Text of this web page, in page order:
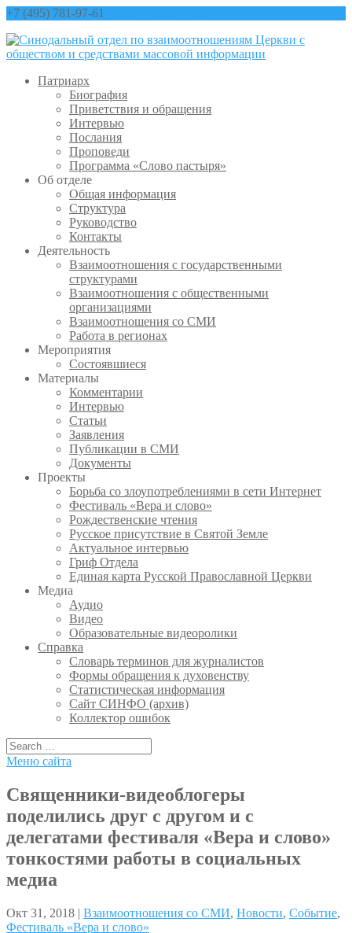
+7 (495) 781-97-61
Патриарх
Биография
Приветствия и обращения
Интервью
Послания
Проповеди
Программа «Слово пастыря»
Об отделе
Общая информация
Структура
Руководство
Контакты
Деятельность
Взаимоотношения с государственными
структурами
Взаимоотношения с общественными
организациями
Взаимоотношения со СМИ
Работа в регионах
Мероприятия
Состоявшиеся
Материалы
Комментарии
Интервью
Статьи
Заявления
Публикации в СМИ
Документы
Проекты
Борьба со злоупотреблениями в сети Интернет
Фестиваль «Вера и слово»
Рождественские чтения
Русское присутствие в Святой Земле
Актуальное интервью
Гриф Отдела
Единая карта Русской Православной Церкви
Медиа
Аудио
Видео
Образовательные видеоролики
Справка
Словарь терминов для журналистов
Формы обращения к духовенству
Статистическая информация
Сайт СИНФО (архив)
Коллектор ошибок
Меню сайта
Священники-видеоблогеры
поделились друг с другом и с
делегатами фестиваля «Вера и слово»
тонкостями работы в социальных
медиа
Окт 31, 2018 | Взаимоотношения со СМИ, Новости, Событие,
Фестиваль «Вера и слово»